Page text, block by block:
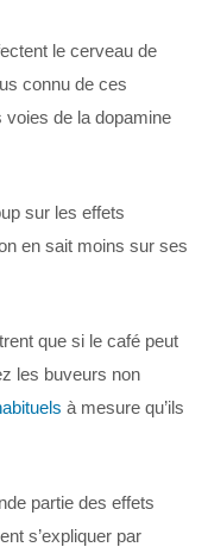
le cerveau de
connu de ces
de la dopamine
sur les effets
en sait moins sur ses
que si le café peut
les buveurs non
à mesure qu’ils
partie des effets
s’expliquer par